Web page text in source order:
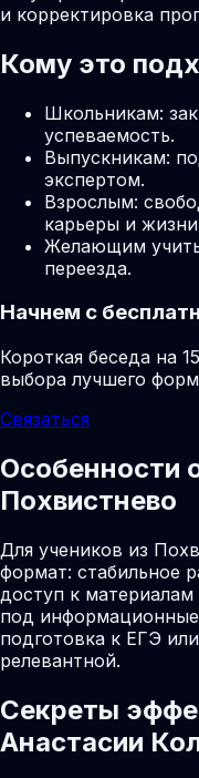
и корректировка
Кому это
Школьникам:
успеваемость.
Выпускникам:
экспертом.
Взрослым:
карьеры и
Желающим учить
переезда.
Начнем с
Короткая беседа на
выбора лучшего
Связаться
Особенности
Похвистнево
Для учеников из
формат: стабильное
доступ к
под
подготовка к ЕГЭ
релевантной.
Секреты
Анастасии